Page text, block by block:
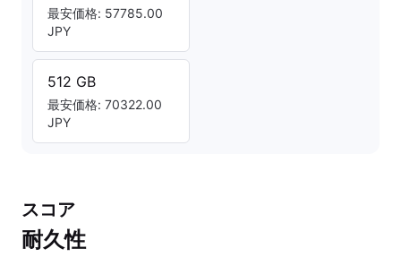
最安価格: 57785.00
JPY
512 GB
最安価格: 70322.00
JPY
スコア
耐久性